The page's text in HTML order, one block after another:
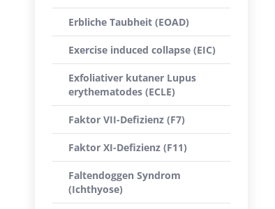
Erbliche Taubheit (EOAD)
Exercise induced collapse (EIC)
Exfoliativer kutaner Lupus
erythematodes (ECLE)
Faktor VII-Defizienz (F7)
Faktor XI-Defizienz (F11)
Faltendoggen Syndrom
(Ichthyose)